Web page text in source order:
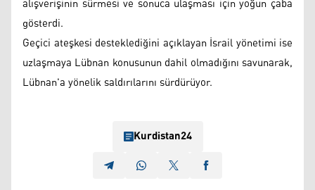
gösterdi.
Geçici ateşkesi desteklediğini açıklayan İsrail yönetimi ise
uzlaşmaya Lübnan konusunun dahil olmadığını savunarak,
Lübnan'a yönelik saldırılarını sürdürüyor.
Kurdistan24